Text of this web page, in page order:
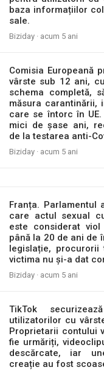
baza informațiilor
sale.
Biziday · acum 5 ani
Comisia Europeană
vârste sub 12 ani,
schema completă,
măsura carantinării,
care se întorc în
mici de șase ani,
de la testarea anti-
Biziday · acum 5 ani
Franța. Parlamentul
care actul sexual
este considerat
până la 20 de ani de
legislație,
victima nu și-a dat
Biziday · acum 5 ani
TikTok
utilizatorilor cu
Proprietarii contului
fie urmăriți,
descărcate, iar
creație au fost